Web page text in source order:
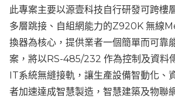
此專案主要以源壹科技自行研發可跨樓
多層跳接、自組網能力的Z920K 無線
換器為核心，提供業者一個簡單而可靠
案，將以RS-485/232 作為控制及資料
IT系統無縫接軌，讓生產設備智動化、
者加速達成智慧製造，智慧建築及物聯